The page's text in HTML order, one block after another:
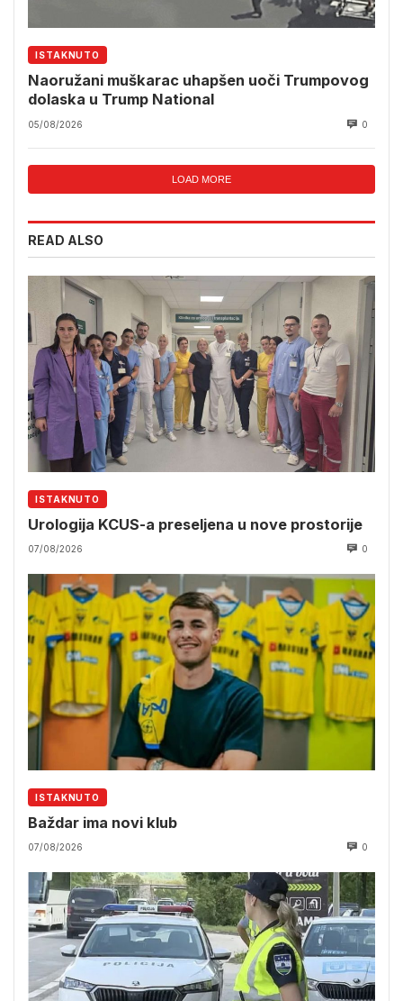
ISTAKNUTO
Naoružani muškarac uhapšen uoči Trumpovog
dolaska u Trump National
05/08/2026 0
LOAD MORE
READ ALSO
ISTAKNUTO
Urologija KCUS-a preseljena u nove prostorije
07/08/2026 0
ISTAKNUTO
Baždar ima novi klub
07/08/2026 0